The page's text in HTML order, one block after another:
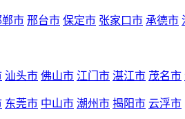
郸市 邢台市 保定市 张家口市 承德市
汕头市 佛山市 江门市 湛江市 茂名市
东莞市 中山市 潮州市 揭阳市 云浮市